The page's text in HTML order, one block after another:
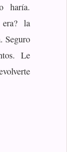
haría.
la
Seguro
Le